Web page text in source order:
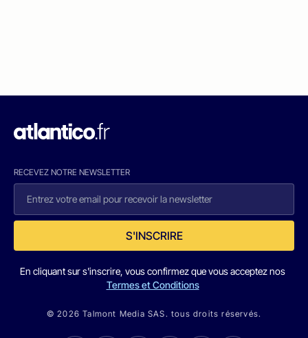
RECEVEZ NOTRE NEWSLETTER
S'INSCRIRE
En cliquant sur s'inscrire, vous confirmez que vous acceptez nos
Termes et Conditions
© 2026 Talmont Media SAS. tous droits réservés.